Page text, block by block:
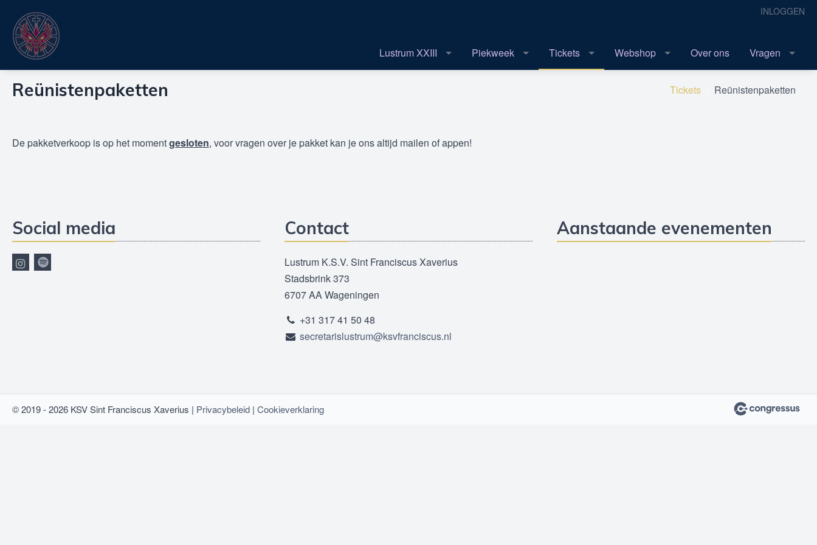
INLOGGEN
Lustrum XXIII Piekweek Tickets Webshop Over ons Vragen
Tickets Reünistenpaketten
Reünistenpaketten
De pakketverkoop is op het momentgesloten, voor vragen over je pakket kan je ons altijd mailen of appen!
Social media Contact
Lustrum K.S.V. Sint Franciscus Xaverius
Stadsbrink 373
6707 AA Wageningen
+31 317 41 50 48
secretarislustrum@ksvfranciscus.nl
Aanstaande evenementen
© 2019 - 2026 KSV Sint Franciscus Xaverius | Privacybeleid | Cookieverklaring